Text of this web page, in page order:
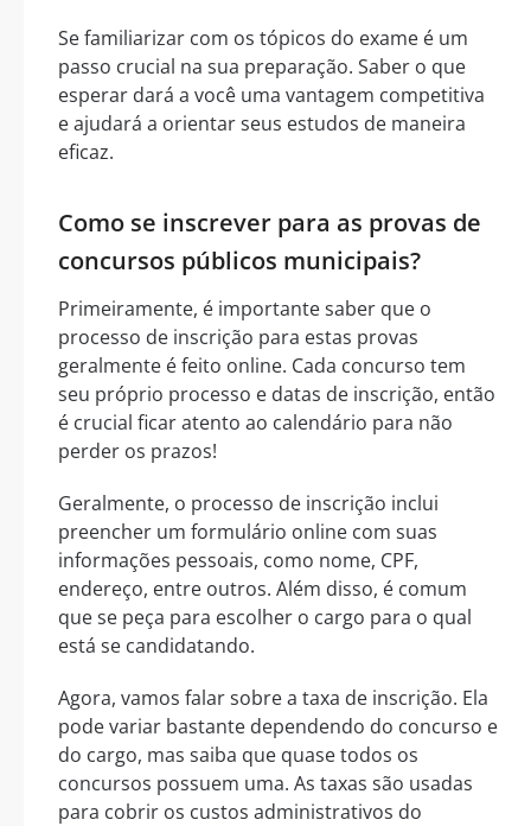
Se familiarizar com os tópicos do exame é um
passo crucial na sua preparação. Saber o que
esperar dará a você uma vantagem competitiva
e ajudará a orientar seus estudos de maneira
eficaz.
Como se inscrever para as provas de
concursos públicos municipais?
Primeiramente, é importante saber que o
processo de inscrição para estas provas
geralmente é feito online. Cada concurso tem
seu próprio processo e datas de inscrição, então
é crucial ficar atento ao calendário para não
perder os prazos!
Geralmente, o processo de inscrição inclui
preencher um formulário online com suas
informações pessoais, como nome, CPF,
endereço, entre outros. Além disso, é comum
que se peça para escolher o cargo para o qual
está se candidatando.
Agora, vamos falar sobre a taxa de inscrição. Ela
pode variar bastante dependendo do concurso e
do cargo, mas saiba que quase todos os
concursos possuem uma. As taxas são usadas
para cobrir os custos administrativos do